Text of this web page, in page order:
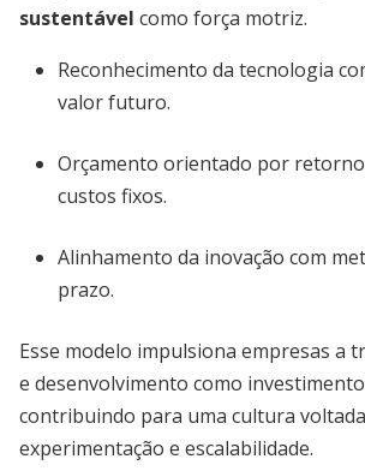
sustentável como força motriz.
Reconhecimento da tecnologia
valor futuro.
Orçamento orientado por retorno
custos fixos.
Alinhamento da inovação com
prazo.
Esse modelo impulsiona empresas a
e desenvolvimento como
contribuindo para uma cultura
experimentação e escalabilidade.